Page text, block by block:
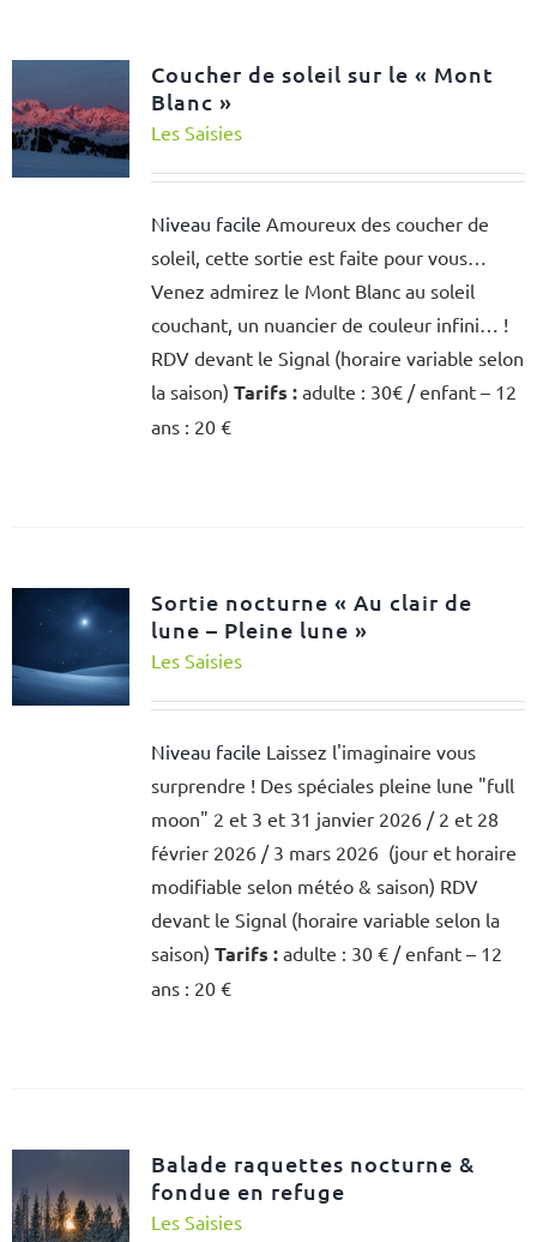
Coucher de soleil sur le « Mont
Blanc »
Les Saisies
Niveau facile Amoureux des coucher de
soleil, cette sortie est faite pour vous…
Venez admirez le Mont Blanc au soleil
couchant, un nuancier de couleur infini… !
RDV devant le Signal (horaire variable selon
la saison) Tarifs :adulte : 30€ / enfant – 12
ans : 20 €
Sortie nocturne « Au clair de
lune – Pleine lune »
Les Saisies
Niveau facile Laissez l'imaginaire vous
surprendre ! Des spéciales pleine lune "full
moon" 2 et 3 et 31 janvier 2026 / 2 et 28
février 2026 / 3 mars 2026 (jour et horaire
modifiable selon météo & saison) RDV
devant le Signal (horaire variable selon la
saison) Tarifs :adulte : 30 € / enfant – 12
ans : 20 €
Balade raquettes nocturne &
fondue en refuge
Les Saisies